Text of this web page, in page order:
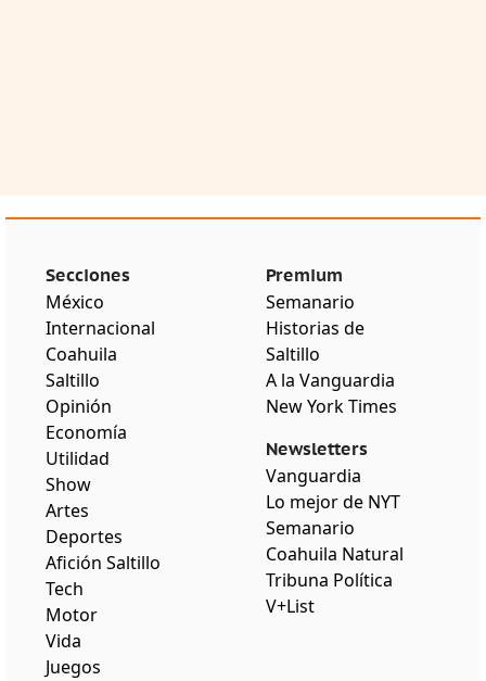
Secciones
México
Internacional
Coahuila
Saltillo
Opinión
Economía
Utilidad
Show
Artes
Deportes
Afición Saltillo
Tech
Motor
Vida
Juegos
Premium
Semanario
Historias de
Saltillo
A la Vanguardia
New York Times
Newsletters
Vanguardia
Lo mejor de NYT
Semanario
Coahuila Natural
Tribuna Política
V+List